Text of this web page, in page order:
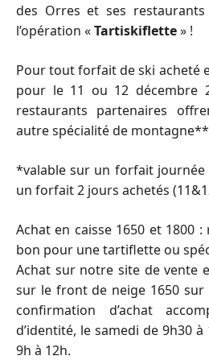
des Orres et ses
l’opération «Tartiskiflette» !
Pour tout forfait de ski acheté
pour le 11 ou 12 décembre
restaurants partenaires
autre spécialité de
*valable sur un forfait journée
un forfait 2 jours achetés
Achat en caisse 1650 et 1800
bon pour une tartiflette ou
Achat sur notre site de vente
sur le front de neige 1650
confirmation d’achat
d’identité, le samedi de 9h30
9h à 12h.